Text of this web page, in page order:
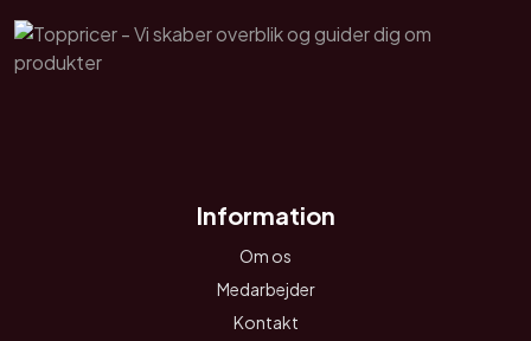
Information
Om os
Medarbejder
Kontakt